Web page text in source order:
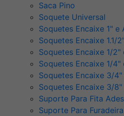
Saca Pino
Soquete Universal
Soquetes Encaixe 1" e
Soquetes Encaixe 1.1/
Soquetes Encaixe 1/2"
Soquetes Encaixe 1/4"
Soquetes Encaixe 3/
Soquetes Encaixe 3/
Suporte Para Fita
Suporte Para Furadeira